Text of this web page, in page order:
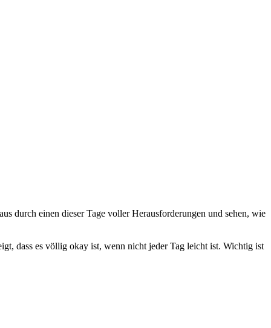
durch einen dieser Tage voller Herausforderungen und sehen, wie
dass es völlig okay ist, wenn nicht jeder Tag leicht ist. Wichtig ist